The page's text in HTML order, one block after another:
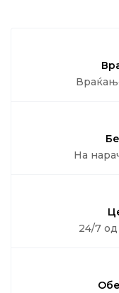
На
24/7